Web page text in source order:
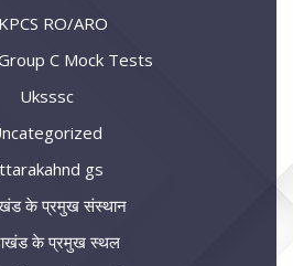
RO/ARO
C Mock Tests
Uksssc
gs
के प्रमुख संस्थान
के प्रमुख स्थल